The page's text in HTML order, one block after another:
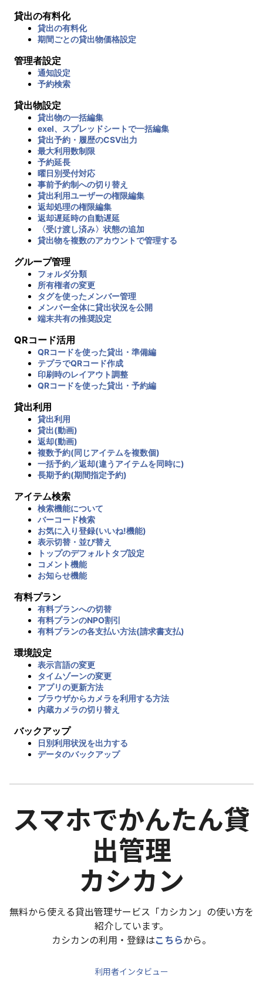
貸出の有料化
貸出の有料化
期間ごとの貸出物価格設定
管理者設定
通知設定
予約検索
貸出物設定
貸出物の一括編集
exel、スプレッドシートで一括編集
貸出予約・履歴のCSV出力
最大利用数制限
予約延長
曜日別受付対応
事前予約制への切り替え
貸出利用ユーザーの権限編集
返却処理の権限編集
返却遅延時の自動遅延
〈受け渡し済み〉状態の追加
貸出物を複数のアカウントで管理する
グループ管理
フォルダ分類
所有権者の変更
タグを使ったメンバー管理
メンバー全体に貸出状況を公開
端末共有の推奨設定
QRコード活用
QRコードを使った貸出・準備編
テプラでQRコード作成
印刷時のレイアウト調整
QRコードを使った貸出・予約編
貸出利用
貸出利用
貸出(動画)
返却(動画)
複数予約(同じアイテムを複数個)
一括予約／返却(違うアイテムを同時に)
長期予約(期間指定予約)
アイテム検索
検索機能について
バーコード検索
お気に入り登録(いいね!機能)
表示切替・並び替え
トップのデフォルトタブ設定
コメント機能
お知らせ機能
有料プラン
有料プランへの切替
有料プランのNPO割引
有料プランの各支払い方法(請求書支払)
環境設定
表示言語の変更
タイムゾーンの変更
アプリの更新方法
ブラウザからカメラを利用する方法
内蔵カメラの切り替え
バックアップ
日別利用状況を出力する
データのバックアップ
スマホでかんたん貸
出管理
カシカン
無料から使える貸出管理サービス「カシカン」の使い方を
紹介しています。
カシカンの利用・登録はこちらから。
利用者インタビュー